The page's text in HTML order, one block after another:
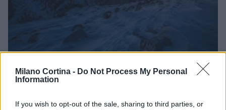
Milano Cortina - Do Not Process My Personal
Information
If you wish to opt-out of the sale, sharing to third parties, or
Pianificare gite di sci alpinismo: mappe, ARTVA e
Alessandro Tassinari · 8 Ago 2026